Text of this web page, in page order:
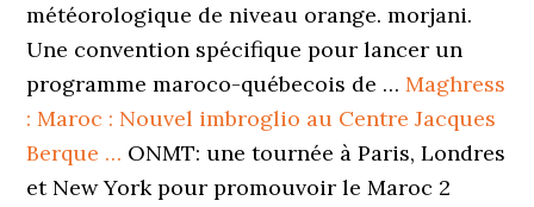
météorologique de niveau orange. morjani.
Une convention spécifique pour lancer un
programme maroco-québecois de …Maghress
: Maroc : Nouvel imbroglio au Centre Jacques
Berque … ONMT: une tournée à Paris, Londres
et New York pour promouvoir le Maroc 2